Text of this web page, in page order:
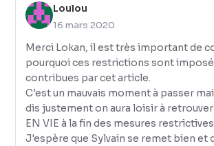
Loulou
16 mars 2020
Merci Lokan, il est très important de
pourquoi ces restrictions sont
contribues par cet article.
C'est un mauvais moment à passer
dis justement on aura loisir à
EN VIE à la fin des mesures
J'espère que Sylvain se remet bien et